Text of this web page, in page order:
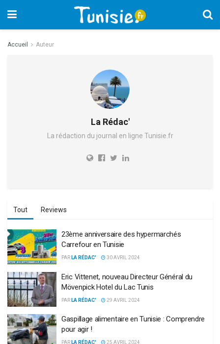
Accueil Auteur
La Rédac'
La rédaction du journal en ligne Tunisie.fr
Tout Reviews
23ème anniversaire des hypermarchés
Carrefour en Tunisie
PAR LA RÉDAC' 30 AVRIL 2024
Eric Vittenet, nouveau Directeur Général du
Mövenpick Hotel du Lac Tunis
PAR LA RÉDAC' 29 AVRIL 2024
Gaspillage alimentaire en Tunisie : Comprendre
pour agir !
PAR LA RÉDAC' 25 AVRIL 2024